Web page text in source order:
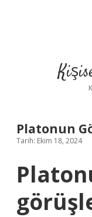
Platonun
Tarih: Ekim 18, 2024